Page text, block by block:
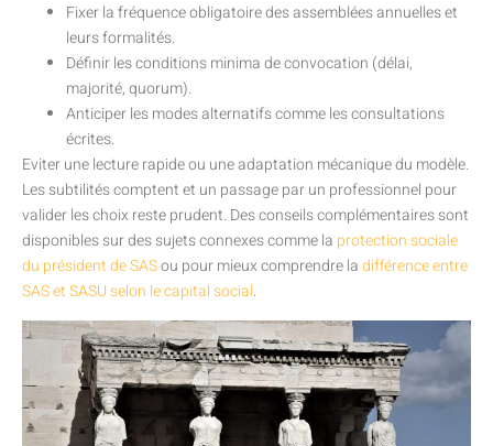
Fixer la fréquence obligatoire des assemblées annuelles et
leurs formalités.
Définir les conditions minima de convocation (délai,
majorité, quorum).
Anticiper les modes alternatifs comme les consultations
écrites.
Eviter une lecture rapide ou une adaptation mécanique du modèle.
Les subtilités comptent et un passage par un professionnel pour
valider les choix reste prudent. Des conseils complémentaires sont
disponibles sur des sujets connexes comme la protection sociale
du président de SASou pour mieux comprendre ladifférence entre
SAS et SASU selon le capital social.